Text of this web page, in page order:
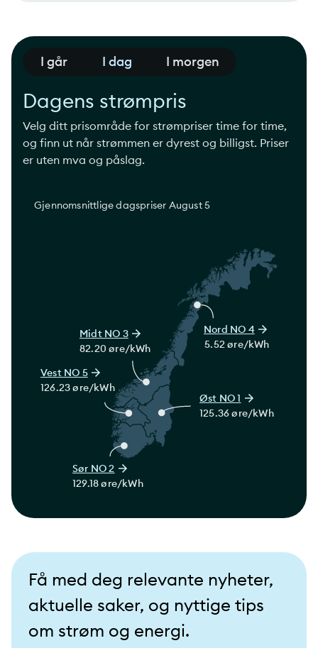
I går I dag I morgen
Dagens strømpris
Velg ditt prisområde for strømpriser time for time,
og finn ut når strømmen er dyrest og billigst. Priser
er uten mva og påslag.
Gjennomsnittlige dagspriser August 5
Øst NO 1
125.36 øre/kWh
Sør NO 2
129.18 øre/kWh
Midt NO 3
82.20 øre/kWh
Nord NO 4
5.52 øre/kWh
Vest NO 5
126.23 øre/kWh
Få med deg relevante nyheter,
aktuelle saker, og nyttige tips
om strøm og energi.